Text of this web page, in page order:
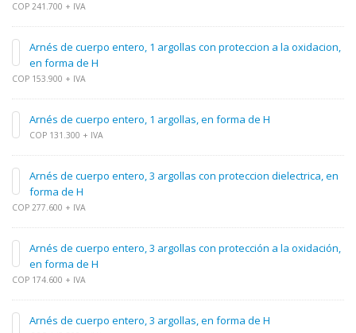
COP 241.700 + IVA
Arnés de cuerpo entero, 1 argollas con proteccion a la oxidacion,
en forma de H
COP 153.900 + IVA
Arnés de cuerpo entero, 1 argollas, en forma de H
COP 131.300 + IVA
Arnés de cuerpo entero, 3 argollas con proteccion dielectrica, en
forma de H
COP 277.600 + IVA
Arnés de cuerpo entero, 3 argollas con protección a la oxidación,
en forma de H
COP 174.600 + IVA
Arnés de cuerpo entero, 3 argollas, en forma de H